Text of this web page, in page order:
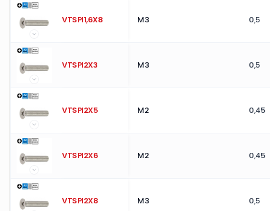
VTSPI1,6X8 M3 0,5
VTSPI2X3 M3 0,5
VTSPI2X5 M2 0,45
VTSPI2X6 M2 0,45
VTSPI2X8 M3 0,5